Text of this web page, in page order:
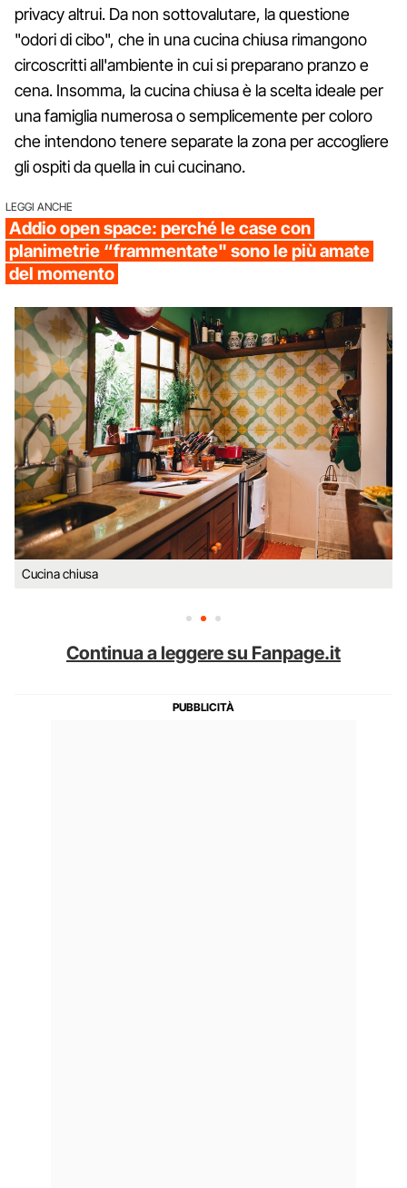
privacy altrui. Da non sottovalutare, la questione
"odori di cibo", che in una cucina chiusa rimangono
circoscritti all'ambiente in cui si preparano pranzo e
cena. Insomma, la cucina chiusa è la scelta ideale per
una famiglia numerosa o semplicemente per coloro
che intendono tenere separate la zona per accogliere
gli ospiti da quella in cui cucinano.
LEGGI ANCHE
Addio open space: perché le case con
planimetrie “frammentate" sono le più amate
del momento
Cucina chiusa
Continua a leggere su Fanpage.it